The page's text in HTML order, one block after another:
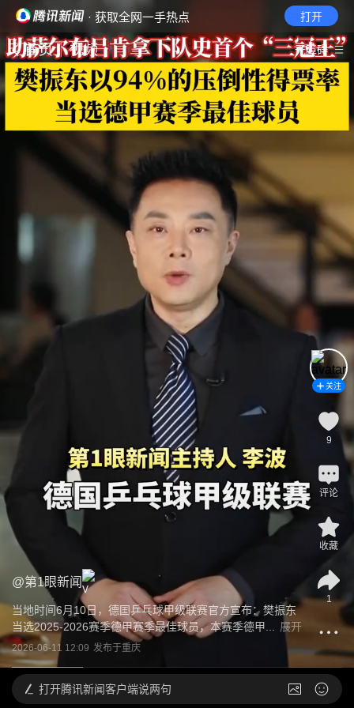
· 获取全网一手热点 打开
首页 视频 无障碍
@第1眼新闻
当地时间6月10日，德国乒乓球甲级联赛官方宣布：樊振东
当选2025-2026赛季德甲赛季最佳球员，本赛季德甲...
展开
2026-06-11 12:09 发布于重庆
关注
9
评论
收藏
1
打开腾讯新闻客户端说两句